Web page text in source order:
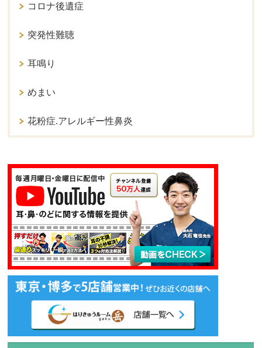
コロナ後遺症
突発性難聴
耳鳴り
めまい
花粉症.アレルギー性鼻炎